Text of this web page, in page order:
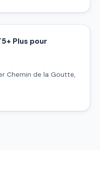
Plus pour
Chemin de la Goutte,